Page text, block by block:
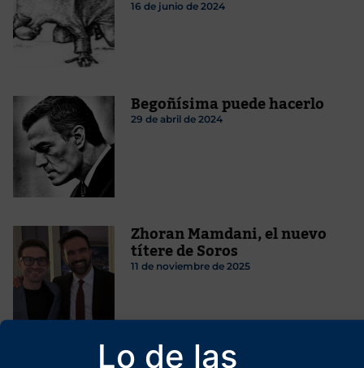
Lo de las
16 de junio de 2024
Begoñísima puede hacerlo
29 de abril de 2024
Zhoran Mamdani, el nuevo
títere de Soros
11 de noviembre de 2025